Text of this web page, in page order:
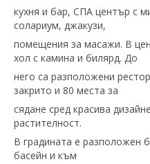
кухня и бар, СПА център с
солариум, джакузи,
помещения за масажи. В
хол с камина и билярд. До
него са разположени
закрито и 80 места за
сядане сред красива
растителност.
В градината е разположен
басейн и към